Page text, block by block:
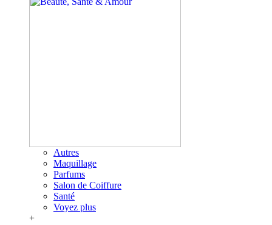
Autres
Maquillage
Parfums
Salon de Coiffure
Santé
Voyez plus
+